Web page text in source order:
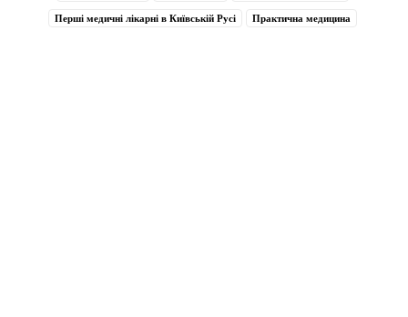
Перші медичні лікарні в Київській Русі Практична медицина